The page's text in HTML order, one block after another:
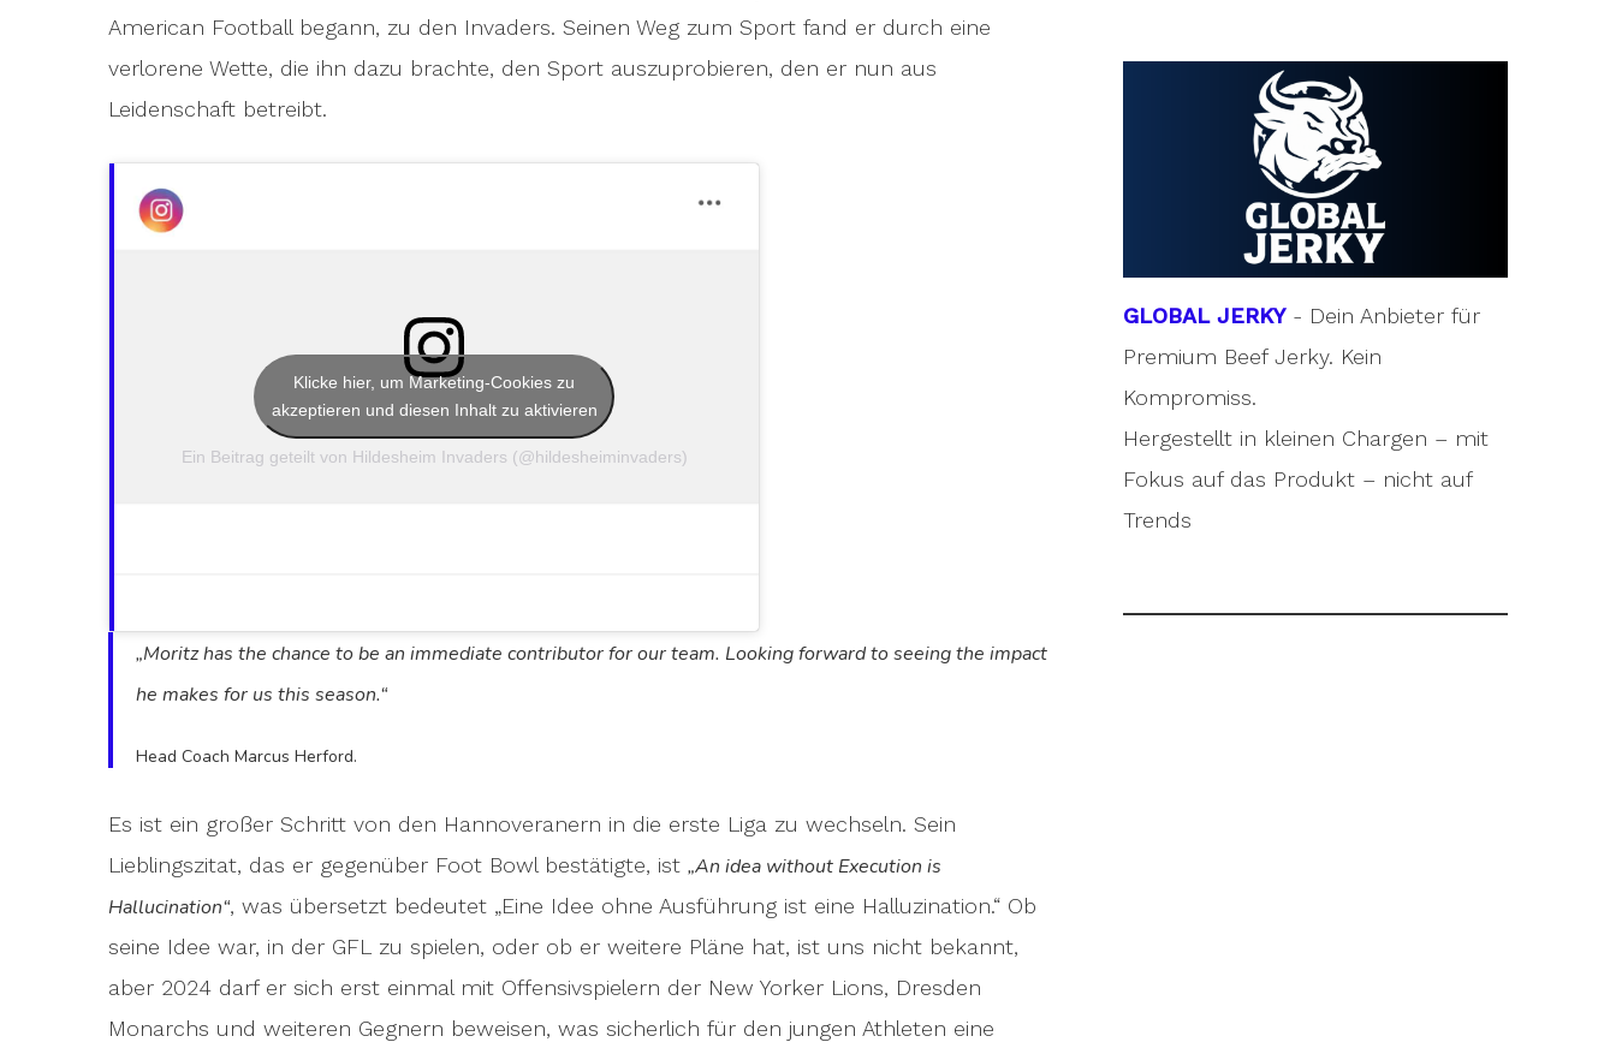
American Football begann, zu den Invaders. Seinen Weg zum Sport fand er durch eine
verlorene Wette, die ihn dazu brachte, den Sport auszuprobieren, den er nun aus
Leidenschaft betreibt.
Ein Beitrag geteilt von Hildesheim Invaders (@hildesheiminvaders)
Klicke hier, um Marketing-Cookies zu
akzeptieren und diesen Inhalt zu aktivieren
„Moritz has the chance to be an immediate contributor for our team. Looking forward to seeing the impact
he makes for us this season.“
Head Coach Marcus Herford.
Es ist ein großer Schritt von den Hannoveranern in die erste Liga zu wechseln. Sein
Lieblingszitat, das er gegenüber Foot Bowl bestätigte, ist „An idea without Execution is
Hallucination“, was übersetzt bedeutet „Eine Idee ohne Ausführung ist eine Halluzination.“ Ob
seine Idee war, in der GFL zu spielen, oder ob er weitere Pläne hat, ist uns nicht bekannt,
aber 2024 darf er sich erst einmal mit Offensivspielern der New Yorker Lions, Dresden
Monarchs und weiteren Gegnern beweisen, was sicherlich für den jungen Athleten eine
GLOBAL JERKY- Dein Anbieter für
Premium Beef Jerky. Kein
Kompromiss.
Hergestellt in kleinen Chargen – mit
Fokus auf das Produkt – nicht auf
Trends